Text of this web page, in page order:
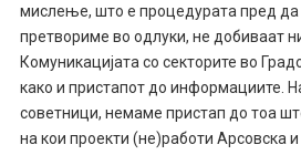
мислење, што е процедурата пред
претвориме во одлуки, не добиваат
Комуникацијата со секторите во
како и пристапот до информациите.
советници, немаме пристап до тоа
на кои проекти (не)работи Арсовска